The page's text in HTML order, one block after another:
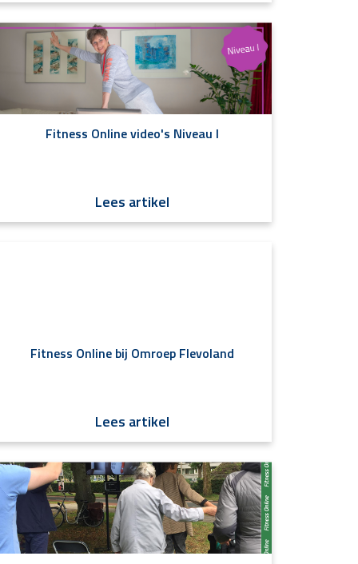
Fitness Online video's Niveau I
Lees artikel
Fitness Online bij Omroep Flevoland
Lees artikel